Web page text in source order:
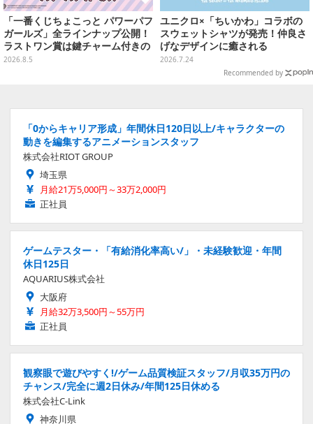
「一番くじちょこっと パワーパフ
ガールズ」全ラインナップ公開！
ラストワン賞は鍵チャーム付きの
シール帳スペシャルセットを用意
2026.8.5
ユニクロ×「ちいかわ」コラボの
スウェットシャツが発売！仲良さ
げなデザインに癒される
2026.7.24
Recommended by
「0からキャリア形成」年間休日120日以上/キャラクターの
動きを編集するアニメーションスタッフ
株式会社RIOT GROUP
埼玉県
月給21万5,000円～33万2,000円
正社員
ゲームテスター・「有給消化率高い/」・未経験歓迎・年間
休日125日
AQUARIUS株式会社
大阪府
月給32万3,500円～55万円
正社員
観察眼で遊びやすく!/ゲーム品質検証スタッフ/月収35万円の
チャンス/完全に週2日休み/年間125日休める
株式会社C-Link
神奈川県